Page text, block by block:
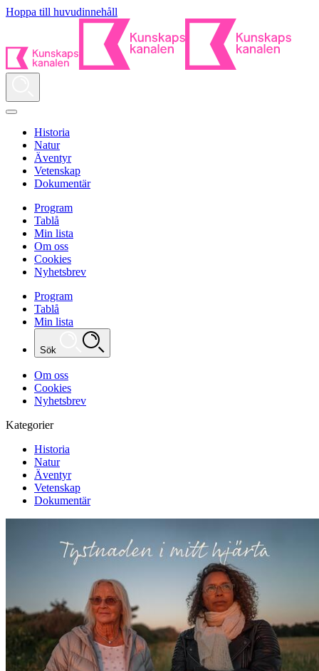
Hoppa till huvudinnehåll
Historia
Natur
Äventyr
Vetenskap
Dokumentär
Program
Tablå
Min lista
Om oss
Cookies
Nyhetsbrev
Program
Tablå
Min lista
Sök
Om oss
Cookies
Nyhetsbrev
Kategorier
Historia
Natur
Äventyr
Vetenskap
Dokumentär